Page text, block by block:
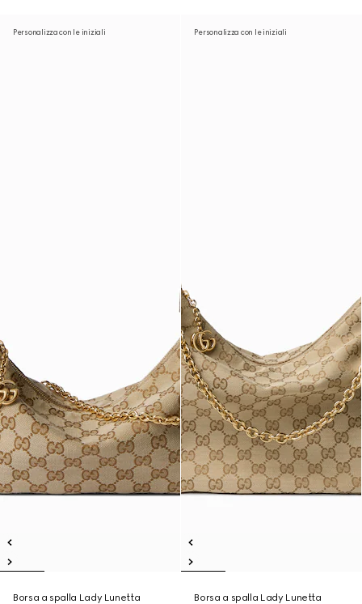
Personalizza con le iniziali
Borsa a spalla Lady Lunetta
Personalizza con le iniziali
Borsa a spalla Lady Lunetta